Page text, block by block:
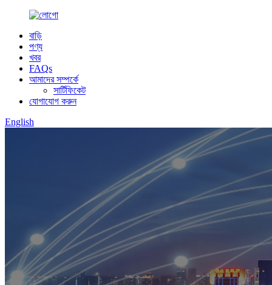
বাড়ি
পণ্য
খবর
FAQs
আমাদের সম্পর্কে
সার্টিফিকেট
যোগাযোগ করুন
English